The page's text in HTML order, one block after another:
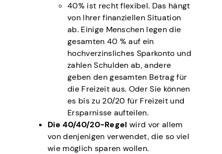
40% ist recht flexibel. Das hängt
von Ihrer finanziellen Situation
ab. Einige Menschen legen die
gesamten 40 % auf ein
hochverzinsliches Sparkonto und
zahlen Schulden ab, andere
geben den gesamten Betrag für
die Freizeit aus. Oder Sie können
es bis zu 20/20 für Freizeit und
Ersparnisse aufteilen.
Die 40/40/20-Regel wird vor allem
von denjenigen verwendet, die so viel
wie möglich sparen wollen.